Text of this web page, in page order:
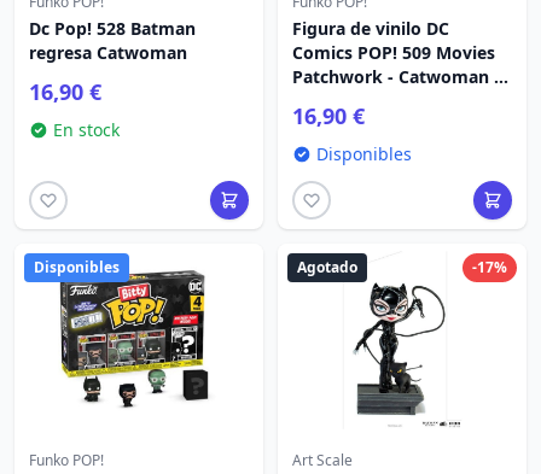
Dc Pop! 528 Batman
regresa Catwoman
16,90 €
En stock
Figura de vinilo DC
Comics POP! 509 Movies
Patchwork - Catwoman 9
16,90 €
Disponibles
Disponibles
Funko POP!
-17%
Agotado
Art Scale